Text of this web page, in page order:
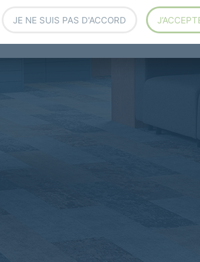
JE NE SUIS PAS D'ACCORD